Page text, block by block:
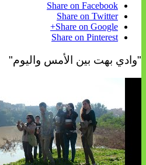
Share on Facebook
Share on Twitter
Share on Google+
Share on Pinterest
"وادي بهت بين الأمس واليوم"